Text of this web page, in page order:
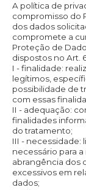
A política de
compromisso do
dos dados
compromete a
Proteção de
dispostos no Art.
I - finalidade:
legítimos,
possibilidade de
com essas
II - adequação:
finalidades
do tratamento;
III - necessidade:
necessário para
abrangência dos
excessivos em
dados;